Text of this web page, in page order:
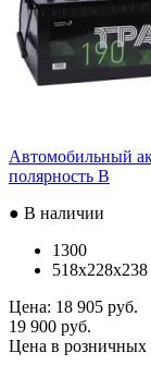
Автомобильный
полярность B
● В наличии
1300
518x228x238
Цена: 18 905 руб.
19 900 руб.
Цена в розничных